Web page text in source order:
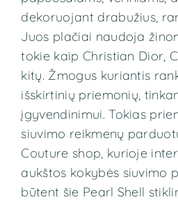
dekoruojant drabužius,
Juos plačiai naudoja
tokie kaip Christian Dior,
kitų. Žmogus kuriantis
išskirtinių priemonių,
įgyvendinimui. Tokias
siuvimo reikmenų
Couture shop, kurioje
aukštos kokybės siuvimo
būtent šie Pearl Shell